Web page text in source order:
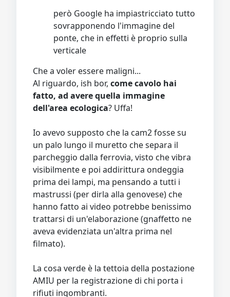
però Google ha impiastricciato tutto
sovrapponendo l'immagine del
ponte, che in effetti è proprio sulla
verticale
Che a voler essere maligni...
Al riguardo, ish bor, come cavolo hai
fatto, ad avere quella immagine
dell'area ecologica? Uffa!
Io avevo supposto che la cam2 fosse su
un palo lungo il muretto che separa il
parcheggio dalla ferrovia, visto che vibra
visibilmente e poi addirittura ondeggia
prima dei lampi, ma pensando a tutti i
mastrussi (per dirla alla genovese) che
hanno fatto ai video potrebbe benissimo
trattarsi di un'elaborazione (gnaffetto ne
aveva evidenziata un'altra prima nel
filmato).
La cosa verde è la tettoia della postazione
AMIU per la registrazione di chi porta i
rifiuti ingombranti.